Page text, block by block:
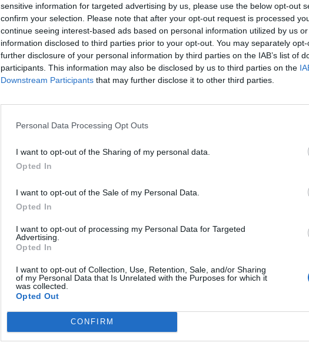
sensitive information for targeted advertising by us, please use the below opt-out
confirm your selection. Please note that after your opt-out request is processed
continue seeing interest-based ads based on personal information utilized by us
information disclosed to third parties prior to your opt-out. You may separately
further disclosure of your personal information by third parties on the IAB’s list of
participants. This information may also be disclosed by us to third parties on the
Downstream Participants that may further disclose it to other third parties.
Personal Data Processing Opt Outs
I want to opt-out of the Sharing of my personal data.
Opted In
I want to opt-out of the Sale of my Personal Data.
Opted In
I want to opt-out of processing my Personal Data for Targeted
Advertising.
Opted In
I want to opt-out of Collection, Use, Retention, Sale, and/or Sharing
of my Personal Data that Is Unrelated with the Purposes for which it
was collected.
Opted Out
CONFIRM